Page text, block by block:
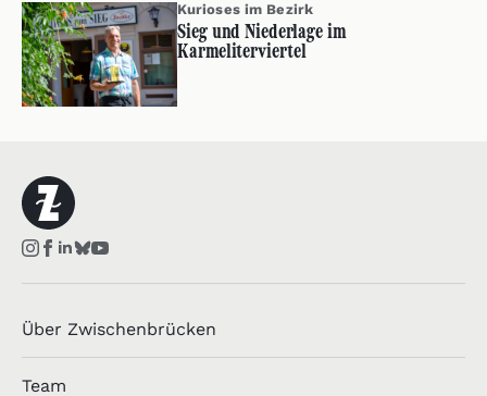
Kurioses im Bezirk
Sieg und Niederlage im
Karmeliterviertel
Über Zwischenbrücken
Team